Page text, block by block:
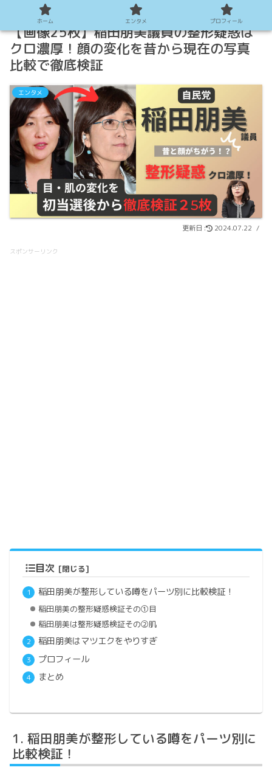
【画像25枚】稲田朋美議員の整形疑惑は
クロ濃厚！顔の変化を昔から現在の写真
比較で徹底検証
エンタメ
2024.07.22
スポンサーリンク
目次
稲田朋美が整形している噂をパーツ別に比較検証！
稲田朋美の整形疑惑検証その①目
稲田朋美は整形疑惑検証その②肌
稲田朋美はマツエクをやりすぎ
プロフィール
まとめ
稲田朋美が整形している噂をパーツ別に
比較検証！
ホーム エンタメ プロフィール